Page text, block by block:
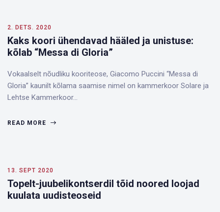
2. DETS. 2020
Kaks koori ühendavad hääled ja unistuse:
kõlab “Messa di Gloria”
Vokaalselt nõudliku kooriteose, Giacomo Puccini “Messa di
Gloria” kaunilt kõlama saamise nimel on kammerkoor Solare ja
Lehtse Kammerkoor…
READ MORE
13. SEPT 2020
Topelt-juubelikontserdil tõid noored loojad
kuulata uudisteoseid